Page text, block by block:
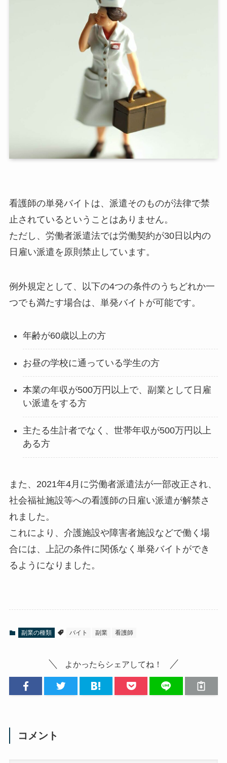
看護師の単発バイトは、派遣そのものが法律で禁
止されているということはありません。
ただし、労働者派遣法では労働契約が30日以内の
日雇い派遣を原則禁止しています。
例外規定として、以下の4つの条件のうちどれか一
つでも満たす場合は、単発バイトが可能です。
年齢が60歳以上の方
お昼の学校に通っている学生の方
本業の年収が500万円以上で、副業として日雇
い派遣をする方
主たる生計者でなく、世帯年収が500万円以上
ある方
また、2021年4月に労働者派遣法が一部改正され、
社会福祉施設等への看護師の日雇い派遣が解禁さ
れました。
これにより、介護施設や障害者施設などで働く場
合には、上記の条件に関係なく単発バイトができ
るようになりました。
副業の種類 バイト 副業 看護師
よかったらシェアしてね！
コメント